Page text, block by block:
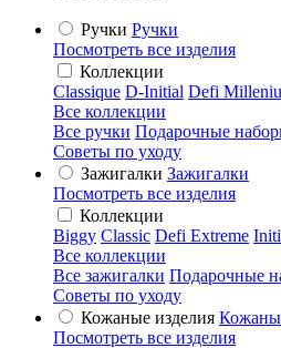
Ручки Ручки
Посмотреть все изделия
Коллекции
Classique D-Initial Defi
Все коллекции
Все ручки Подарочные
Советы по уходу
Зажигалки Зажигалки
Посмотреть все изделия
Коллекции
Biggy Classic Defi Extreme
Все коллекции
Все зажигалки Подарочные
Советы по уходу
Кожаные изделия
Посмотреть все изделия